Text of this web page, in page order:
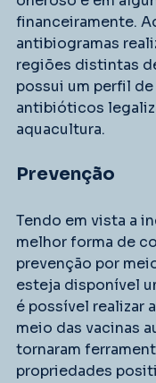
financeiramente.
antibiogramas
regiões distintas
possui um perfil
antibióticos
aquacultura.
Prevenção
Tendo em vista a
melhor forma de
prevenção por
esteja disponível
é possível realizar
meio das vacinas
tornaram
propriedades